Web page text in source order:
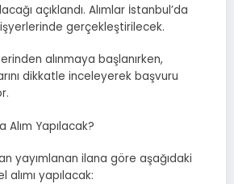
açıklandı. Alımlar İstanbul’da
gerçekleştirilecek.
alınmaya başlanırken,
dikkatle inceleyerek başvuru
Yapılacak?
yayımlanan ilana göre aşağıdaki
yapılacak: